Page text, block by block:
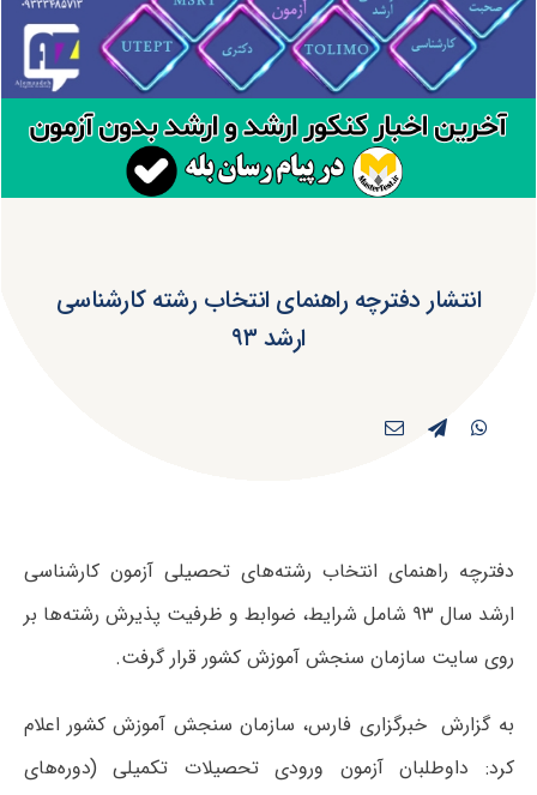
انتشار دفترچه راهنمای انتخاب رشته کارشناسی
ارشد ۹۳
دفترچه راهنمای انتخاب رشته‌های تحصیلی آزمون کارشناسی
ارشد سال ۹۳ شامل شرایط، ضوابط و ظرفیت پذیرش رشته‌ها بر
روی سایت سازمان سنجش آموزش کشور قرار گرفت.
به گزارش خبرگزاری فارس، سازمان سنجش آموزش کشور اعلام
کرد: داوطلبان آزمون ورودی تحصیلات تکمیلی (دوره‌های